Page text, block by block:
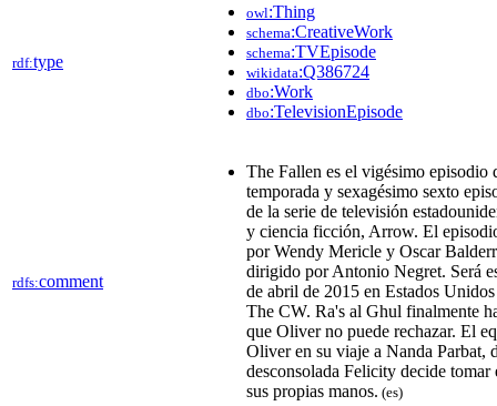
rdf:type
owl:Thing
schema:CreativeWork
schema:TVEpisode
wikidata:Q386724
dbo:Work
dbo:TelevisionEpisode
rdfs:comment
The Fallen​ es el vigésimo episodio
temporada y sexagésimo sexto
de la serie de televisión
y ciencia ficción, Arrow. El
por Wendy Mericle y Oscar
dirigido por Antonio Negret. Será
de abril de 2015 en Estados
The CW.​ Ra's al Ghul finalmente
que Oliver no puede rechazar. El
Oliver en su viaje a Nanda Parbat,
desconsolada Felicity decide tomar
sus propias manos. (es)